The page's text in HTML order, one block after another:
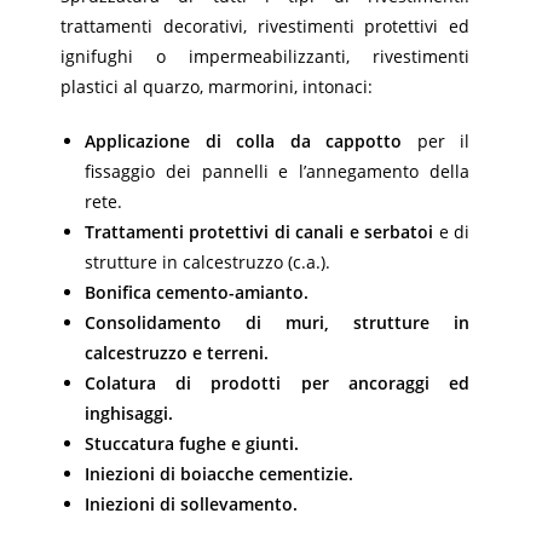
trattamenti decorativi, rivestimenti protettivi ed
ignifughi o impermeabilizzanti, rivestimenti
plastici al quarzo, marmorini, intonaci:
Applicazione di colla da cappotto per il
fissaggio dei pannelli e l’annegamento della
rete.
Trattamenti protettivi di canali e serbatoi e di
strutture in calcestruzzo (c.a.).
Bonifica cemento-amianto.
Consolidamento di muri, strutture in
calcestruzzo e terreni.
Colatura di prodotti per ancoraggi ed
inghisaggi.
Stuccatura fughe e giunti.
Iniezioni di boiacche cementizie.
Iniezioni di sollevamento.